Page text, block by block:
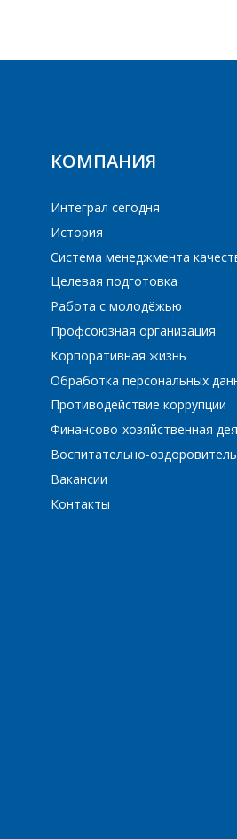
КОМПАНИЯ
Интеграл сегодня
История
Система менеджмента
Целевая подготовка
Работа с молодёжью
Профсоюзная организация
Корпоративная жизнь
Обработка персональных
Противодействие коррупции
Финансово-хозяйственная
Воспитательно-
Вакансии
Контакты